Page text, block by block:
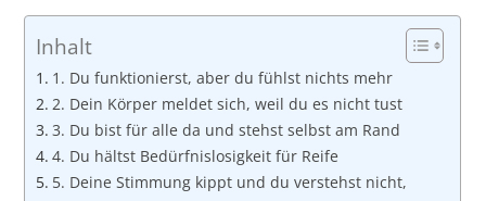
Inhalt
1. Du funktionierst, aber du fühlst nichts mehr
2. Dein Körper meldet sich, weil du es nicht tust
3. Du bist für alle da und stehst selbst am Rand
4. Du hältst Bedürfnislosigkeit für Reife
5. Deine Stimmung kippt und du verstehst nicht,